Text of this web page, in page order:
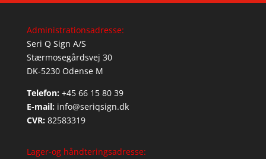
Administrationsadresse:
Seri Q Sign A/S
Stærmosegårdsvej 30
DK-5230 Odense M
Telefon: +45 66 15 80 39
E-mail: info@seriqsign.dk
CVR: 82583319
Lager-og håndteringsadresse: